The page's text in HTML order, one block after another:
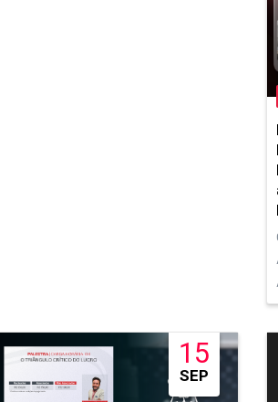
15
SEP